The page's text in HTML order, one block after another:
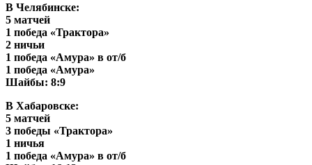
В Челябинске:
5 матчей
1 победа «Трактора»
2 ничьи
1 победа «Амура» в от/б
1 победа «Амура»
Шайбы: 8:9
В Хабаровске:
5 матчей
3 победы «Трактора»
1 ничья
1 победа «Амура» в от/б